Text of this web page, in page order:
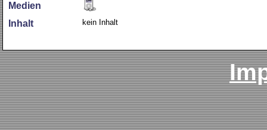
Medien
Inhalt
kein Inhalt